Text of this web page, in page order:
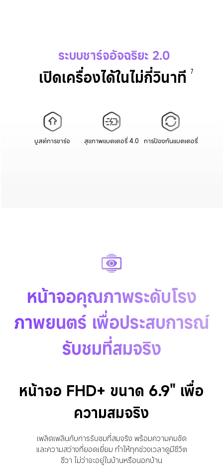
ระบบชาร์จอัจฉริยะ 2.0
เปิดเครื่องได้ในไม่กี่วินาที 7
บูสต์การชาร์จ สุขภาพแบตเตอรี่ 4.0 การป้องกันแบตเตอรี่
หน้าจอคุณภาพระดับโรง
ภาพยนตร์ เพื่อประสบการณ์
รับชมที่สมจริง
หน้าจอ FHD+ ขนาด 6.9" เพื่อ
ความสมจริง
เพลิดเพลินกับการรับชมที่สมจริง พร้อมความคมชัด
และความสว่างที่ยอดเยี่ยม ทำให้ทุกช่วงเวลาดูมีชีวิต
ชีวา ไม่ว่าจะอยู่ในบ้านหรือนอกบ้าน